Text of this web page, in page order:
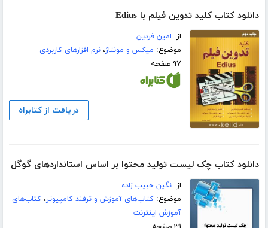
دانلود کتاب کلید تدوین فیلم با Edius
از: امین فردین
موضوع: میکس و مونتاژ،نرم افزارهای کاربردی
۹۷ صفحه
دریافت از کتابراه
دانلود کتاب چک لیست تولید محتوا بر اساس استانداردهای گوگل
از:نگین حبیب زاده
موضوع:کتاب‌های آموزش و ترفند کامپیوتر،کتاب‌های
آموزش اینترنت